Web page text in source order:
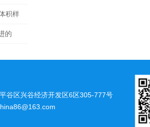
积样
的
谷区兴谷经济开发区6区305-777号